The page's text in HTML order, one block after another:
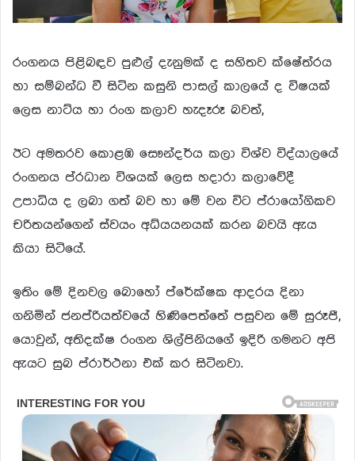
රංගනය පිළිබඳව පුළුල් දැනුමක් ද සහිතව ක්ෂේත්රය
හා සම්බන්ධ වී සිටින කසුනි පාසල් කාලයේ ද විෂයක්
ලෙස නාට්ය හා රංග කලාව හැදෑරූ බවත්,
ඊට අමතරව කොළඹ සෞන්දර්ය කලා විශ්ව විද්යාලයේ
රංගනය ප්රධාන විශයක් ලෙස හදාරා කලාවේදී
උපාධිය ද ලබා ගත් බව හා මේ වන විට ප්රායෝගිකව
චරිතයන්ගෙන් ස්වයං අධ්යයනයක් කරන බවයි ඇය
කියා සිටියේ.
ඉතිං මේ දිනවල බොහෝ ප්රේක්ෂක ආදරය දිනා
ගනිමින් ජනප්රියත්වයේ හිණිපෙත්තේ පසුවන මේ සුරූපී,
යොවුන්, අතිදක්ෂ රංගන ශිල්පිනියගේ ඉදිරි ගමනට අපි
ඇයට සුබ ප්රාර්ථනා එක් කර සිටිනවා.